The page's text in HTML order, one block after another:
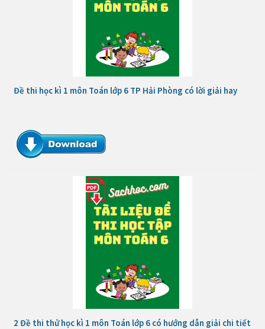
Đề thi học kì 1 môn Toán lớp 6 TP Hải Phòng có lời giải hay
2 Đề thi thử học kì 1 môn Toán lớp 6 có hướng dẫn giải chi tiết